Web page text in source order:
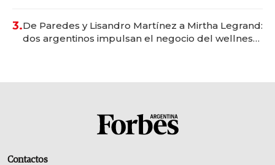
3.De Paredes y Lisandro Martínez a Mirtha Legrand:
dos argentinos impulsan el negocio del wellness
Contactos